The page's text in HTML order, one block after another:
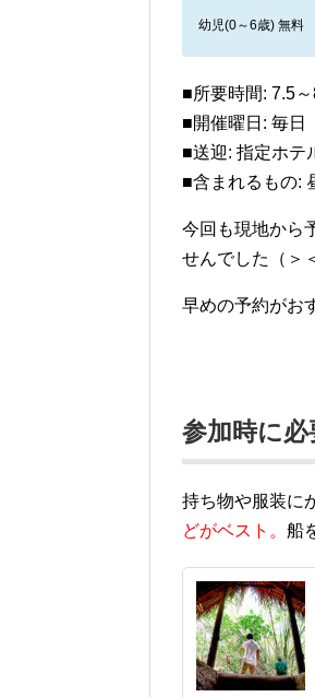
幼児(0～6歳) 無料
■所要時間: 7.5
■開催曜日: 毎日
■送迎: 指定ホテ
■含まれるもの:
今回も現地から
せんでした（＞
早めの予約がお
参加時に
持ち物や服装に
どがベスト。 船